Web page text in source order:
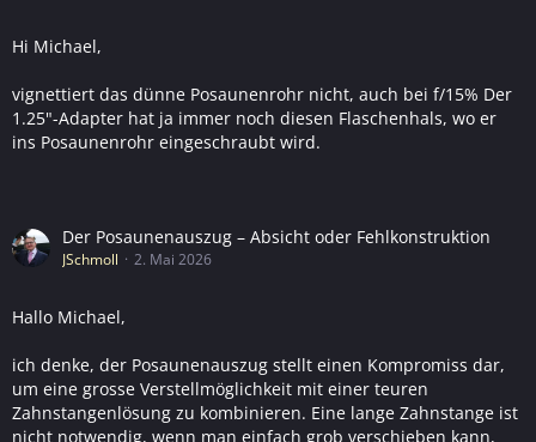
Hi Michael,
vignettiert das dünne Posaunenrohr nicht, auch bei f/15% Der
1.25"-Adapter hat ja immer noch diesen Flaschenhals, wo er
ins Posaunenrohr eingeschraubt wird.
Der Posaunenauszug – Absicht oder Fehlkonstruktion
JSchmoll 2. Mai 2026
Hallo Michael,
ich denke, der Posaunenauszug stellt einen Kompromiss dar,
um eine grosse Verstellmöglichkeit mit einer teuren
Zahnstangenlösung zu kombinieren. Eine lange Zahnstange ist
nicht notwendig, wenn man einfach grob verschieben kann,